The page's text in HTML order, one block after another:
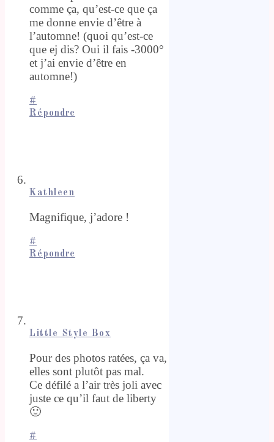
comme ça, qu’est-ce que ça
me donne envie d’être à
l’automne! (quoi qu’est-ce
que ej dis? Oui il fais -3000°
et j’ai envie d’être en
automne!)
#
Répondre
Kathleen
Magnifique, j’adore !
#
Répondre
Little Style Box
Pour des photos ratées, ça va,
elles sont plutôt pas mal.
Ce défilé a l’air très joli avec
juste ce qu’il faut de liberty
🙂
#